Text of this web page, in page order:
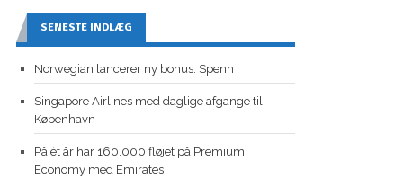
SENESTE INDLÆG
Norwegian lancerer ny bonus: Spenn
Singapore Airlines med daglige afgange til
København
På ét år har 160.000 fløjet på Premium
Economy med Emirates